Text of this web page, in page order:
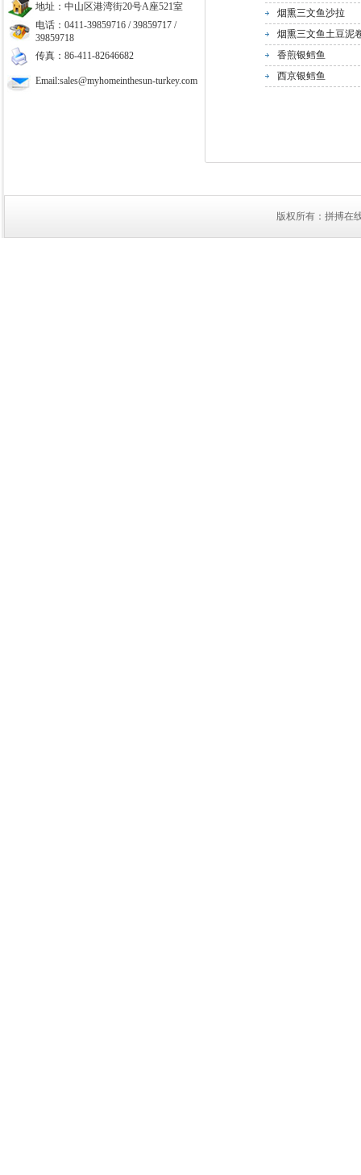
地址：中山区港湾街20号A座521室
电话：0411-39859716 / 39859717 /
39859718
传真：86-411-82646682
Email:sales@myhomeinthesun-turkey.com
烟熏三文鱼沙拉
烟熏三文鱼土豆泥
香煎银鳕鱼
西京银鳕鱼
版权所有：拼搏在